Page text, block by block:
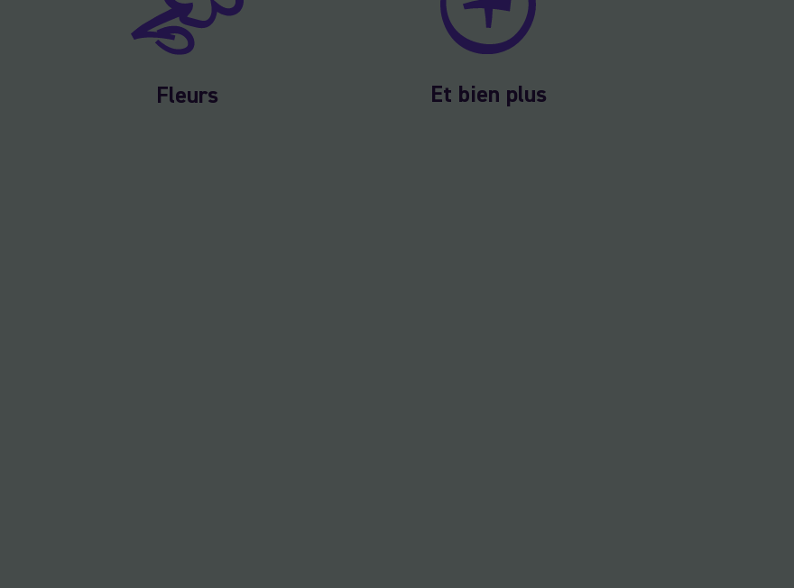
Fleurs Et bien plus